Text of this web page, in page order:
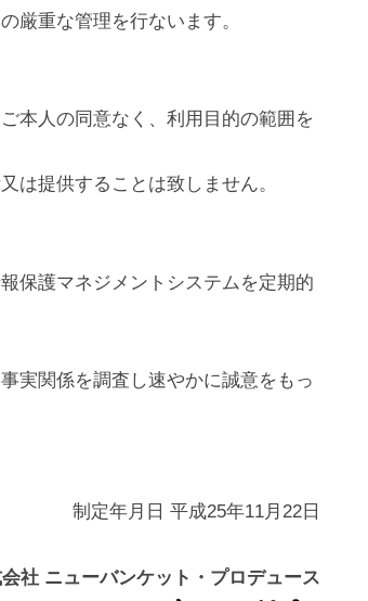
厳重な管理を行ないます。
本人の同意なく、利用目的の範囲を
は提供することは致しません。
保護マネジメントシステムを定期的
実関係を調査し速やかに誠意をもっ
制定年月日 平成25年11月22日
社 ニューバンケット・プロデュース